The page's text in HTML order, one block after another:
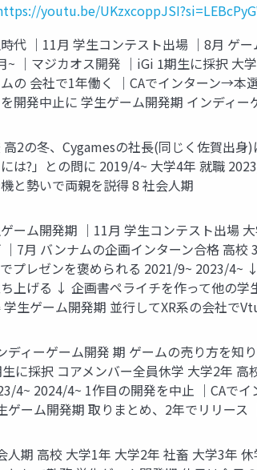
youtu.be/
代 ｜11月 学生コンテスト出場 ｜8月 ゲ
~ ｜マジカオス開発 ｜iGi 1期生に採択 大
の 会社で1年働く ｜CAでインターン→本
開発中止に 学生ゲーム開発期 インディー
高2の冬、Cygamesの社長(同じく佐賀出
は?」との問に 2019/4~ 大学4年 就職
と勢いで両親を説得 8 社会人期
ーム開発期 ｜11月 学生コンテスト出場
｜7月 バンナムの企画インターン合格 高
プレゼンを褒められる 2021/9~ 2023/4~
上げる ↓ 企画書ペライチを作って他の学
学生ゲーム開発期 並行してXR系の会社で
ディーゲーム開発 期 ゲームの売り方を知
に採択 コアメンバー全員休学 大学2年
4~ 2024/4~ 1作目の開発を中止 ｜CAで
ゲーム開発期 取りまとめ、2年でリリー
人期 高校 大学1年 大学2年 社畜 大学3年